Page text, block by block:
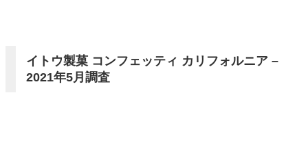
イトウ製菓 コンフェッティ カリフォルニア –
2021年5月調査